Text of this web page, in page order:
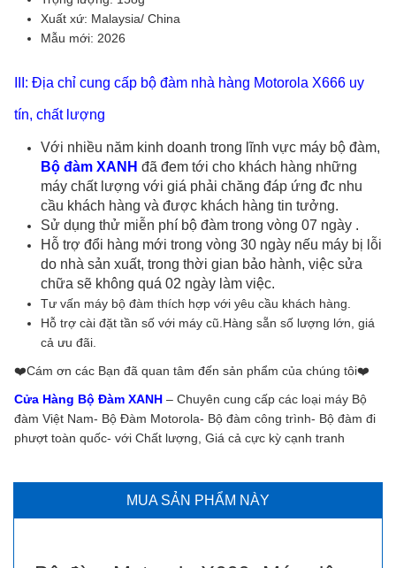
Xuất xứ: Malaysia/ China
Mẫu mới: 2026
III: Địa chỉ cung cấp bộ đàm nhà hàng Motorola X666 uy
tín, chất lượng
Với nhiều năm kinh doanh trong lĩnh vực máy bộ đàm,
Bộ đàm XANH đã đem tới cho khách hàng những
máy chất lượng với giá phải chăng đáp ứng đc nhu
cầu khách hàng và được khách hàng tin tưởng.
Sử dụng thử miễn phí bộ đàm trong vòng 07 ngày .
Hỗ trợ đổi hàng mới trong vòng 30 ngày nếu máy bị lỗi
do nhà sản xuất, trong thời gian bảo hành, việc sửa
chữa sẽ không quá 02 ngày làm việc.
Tư vấn máy bộ đàm thích hợp với yêu cầu khách hàng.
Hỗ trợ cài đặt tần số với máy cũ.Hàng sẵn số lượng lớn, giá
cả ưu đãi.
❤️️Cám ơn các Bạn đã quan tâm đến sản phẩm của chúng tôi❤️️
Cửa Hàng Bộ Đàm XANH – Chuyên cung cấp các loại máy Bộ
đàm Việt Nam- Bộ Đàm Motorola- Bộ đàm công trình- Bộ đàm đi
phượt toàn quốc- với Chất lượng, Giá cả cực kỳ cạnh tranh
MUA SẢN PHẨM NÀY